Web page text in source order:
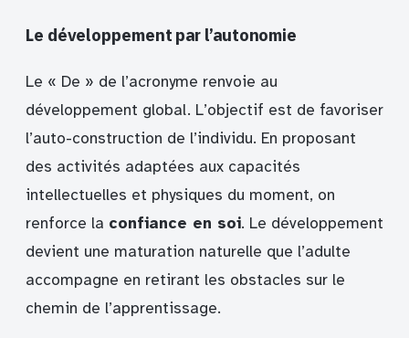
Le développement par l’autonomie
Le « De » de l’acronyme renvoie au
développement global. L’objectif est de favoriser
l’auto-construction de l’individu. En proposant
des activités adaptées aux capacités
intellectuelles et physiques du moment, on
renforce la confiance en soi. Le développement
devient une maturation naturelle que l’adulte
accompagne en retirant les obstacles sur le
chemin de l’apprentissage.